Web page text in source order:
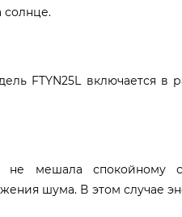
солнце.
FTYN25L включается в
не мешала спокойному
шума. В этом случае